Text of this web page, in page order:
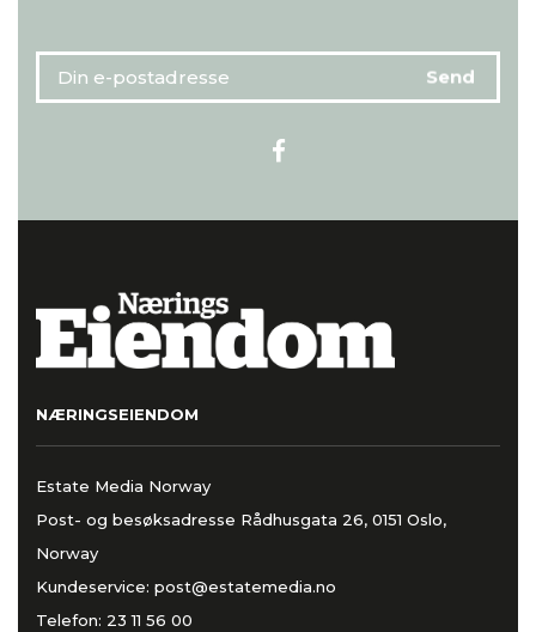
NÆRINGSEIENDOM
Estate Media Norway
Post- og besøksadresse Rådhusgata 26, 0151 Oslo,
Norway
Kundeservice: post@estatemedia.no
Telefon: 23 11 56 00